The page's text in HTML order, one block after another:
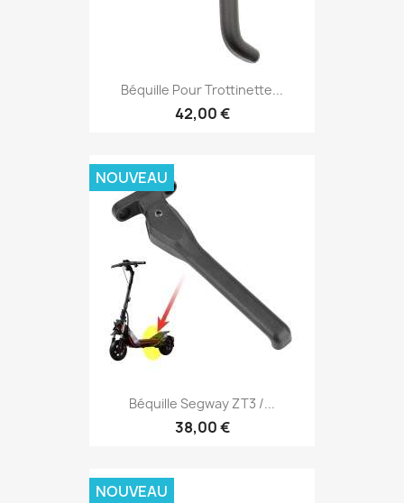
Béquille Pour Trottinette...
42,00 €
Béquille Segway ZT3 /...
38,00 €
NOUVEAU
NOUVEAU